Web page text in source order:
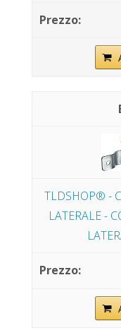
TLDSHOP® -
LATERALE -